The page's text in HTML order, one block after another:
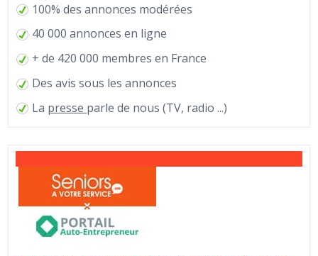
100% des annonces modérées
40 000 annonces en ligne
+ de 420 000 membres en France
Des avis sous les annonces
La presse parle de nous (TV, radio ...)